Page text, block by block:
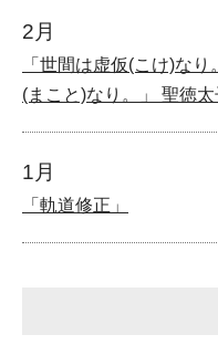
2月
「世間は虚仮(こけ)な
(まこと)なり。」 聖徳
1月
「軌道修正」